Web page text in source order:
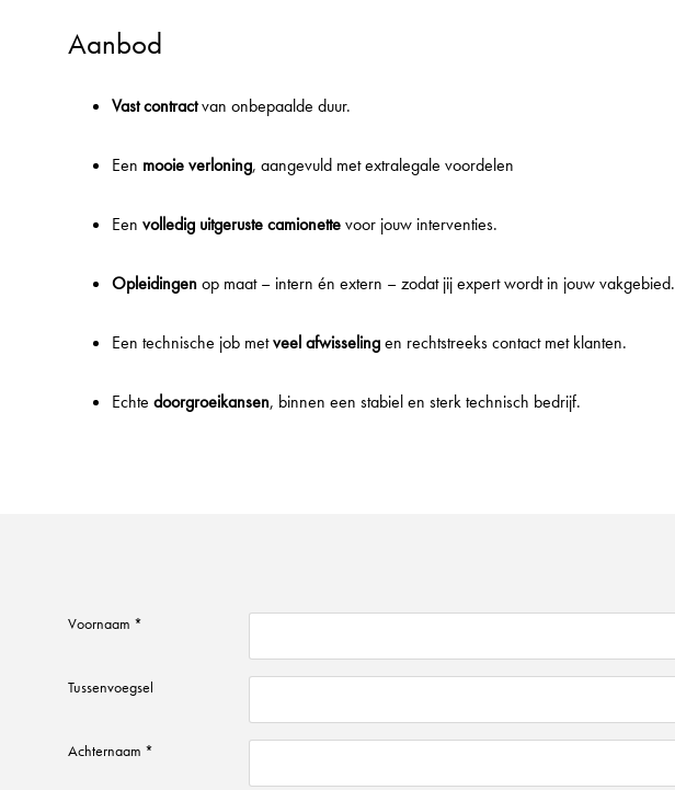
Aanbod
Vast contractvan onbepaalde duur.
Een mooie verloning, aangevuld met extralegale voordelen
Een volledig uitgeruste camionettevoor jouw interventies.
Opleidingenop maat – intern én extern – zodat jij expert wordt in jouw vakgebied.
Een technische job metveel afwisselingen rechtstreeks contact met klanten.
Echte doorgroeikansen, binnen een stabiel en sterk technisch bedrijf.
Voornaam *
Tussenvoegsel
Achternaam *